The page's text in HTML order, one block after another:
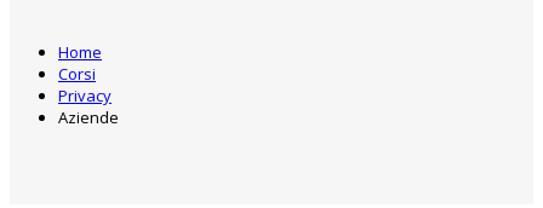
Home
Corsi
Privacy
Aziende